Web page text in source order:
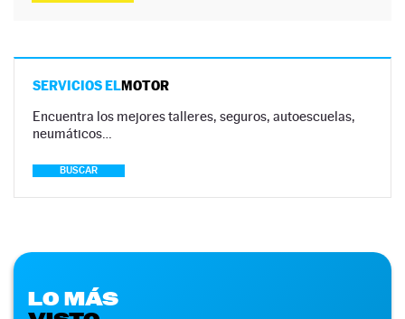
SERVICIOS ELMOTOR
Encuentra los mejores talleres, seguros, autoescuelas,
neumáticos…
BUSCAR
LO MÁS